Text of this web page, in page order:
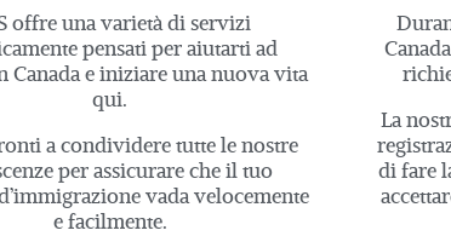
offre una varietà di servizi
pensati per aiutarti ad
Canada e iniziare una nuova vita
qui.
a condividere tutte le nostre
per assicurare che il tuo
vada velocemente
e facilmente.
La
di fare